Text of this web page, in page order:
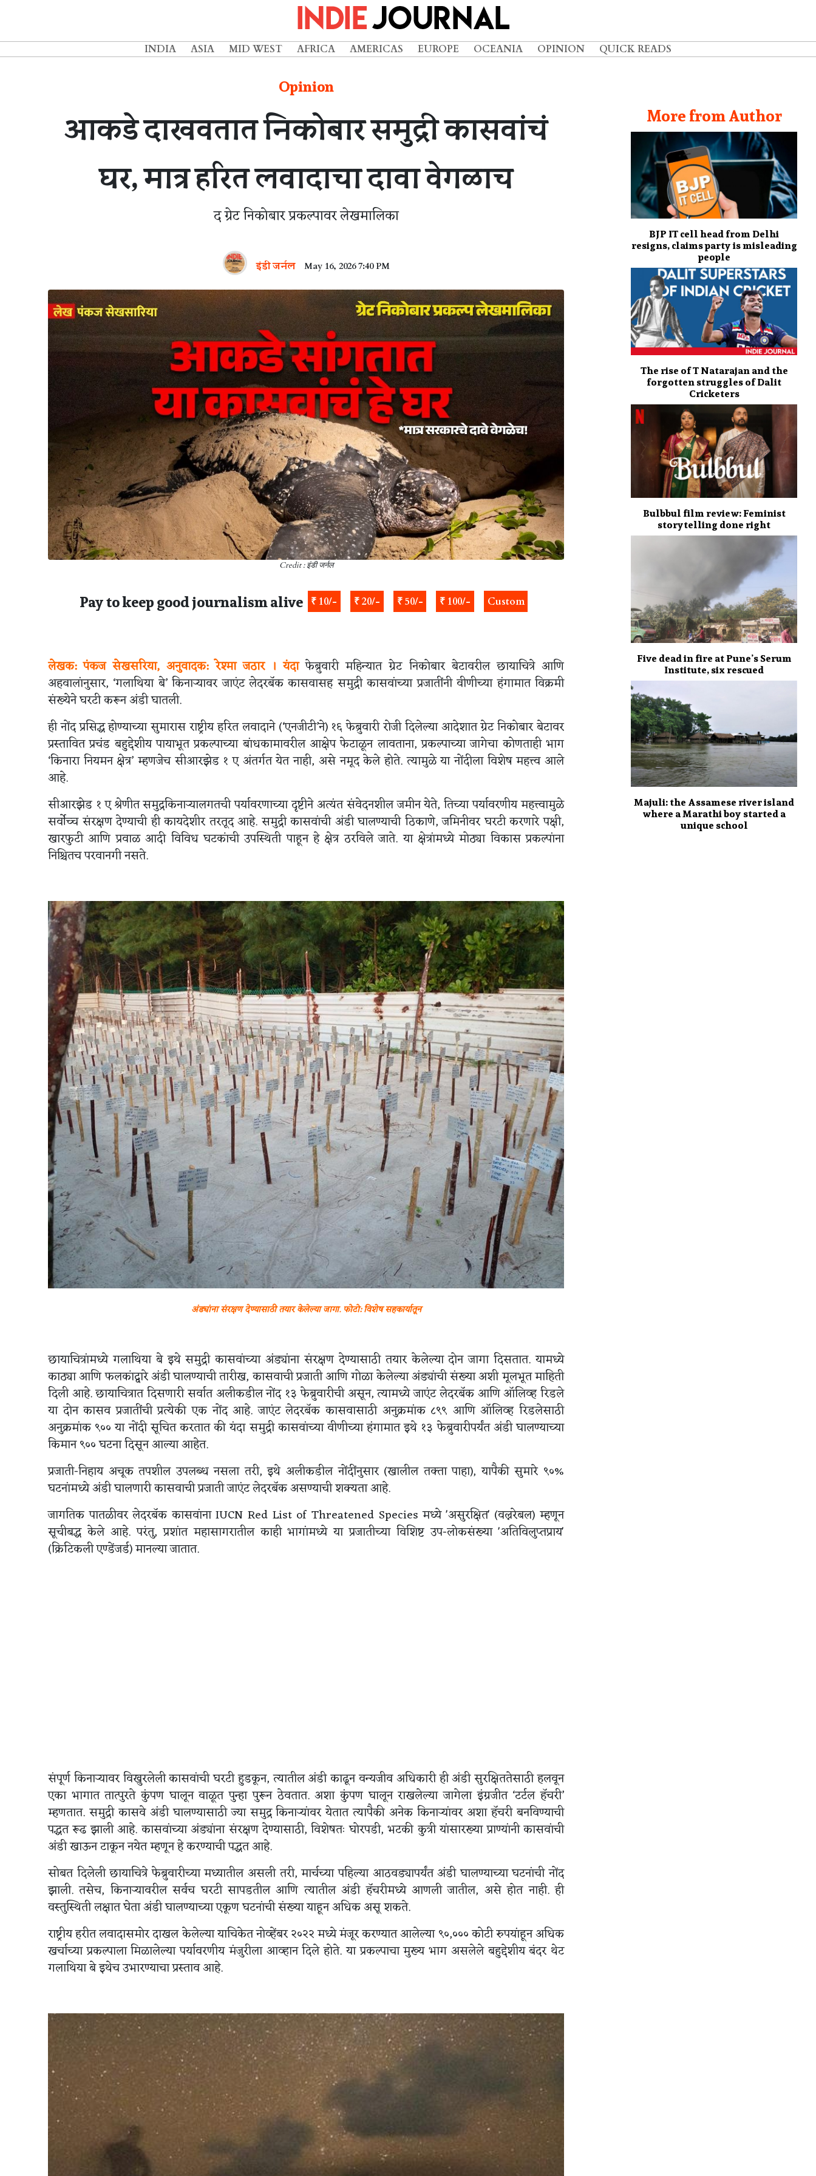
INDIA ASIA MID WEST AFRICA AMERICAS EUROPE OCEANIA OPINION QUICK READS
Opinion
आकडे दाखवतात निकोबार समुद्री कासवांचं
घर, मात्र हरित लवादाचा दावा वेगळाच
द ग्रेट निकोबार प्रकल्पावर लेखमालिका
इंडी जर्नल May 16, 2026 7:40 PM
Credit : इंडी जर्नल
Pay to keep good journalism alive ₹ 10/- ₹ 20/- ₹ 50/- ₹ 100/- Custom
लेखक: पंकज सेखसरिया, अनुवादक: रेश्मा जठार ।यंदाफेब्रुवारी महिन्यात ग्रेट निकोबार बेटावरील छायाचित्रे आणि
अहवालांनुसार, ‘गलाथिया बे’ किनाऱ्यावर जाएंट लेदरबॅक कासवासह समुद्री कासवांच्या प्रजातींनी वीणीच्या हंगामात विक्रमी
संख्येने घरटी करून अंडी घातली.
ही नोंद प्रसिद्ध होण्याच्या सुमारास राष्ट्रीय हरित लवादाने (‘एनजीटी’ने) १६ फेब्रुवारी रोजी दिलेल्या आदेशात ग्रेट निकोबार बेटावर
प्रस्तावित प्रचंड बहुद्देशीय पायाभूत प्रकल्पाच्या बांधकामावरील आक्षेप फेटाळून लावताना, प्रकल्पाच्या जागेचा कोणताही भाग
‘किनारा नियमन क्षेत्र’ म्हणजेच सीआरझेड १ ए अंतर्गत येत नाही, असे नमूद केले होते. त्यामुळे या नोंदीला विशेष महत्त्व आले
आहे.
सीआरझेड १ ए श्रेणीत समुद्रकिनाऱ्यालगतची पर्यावरणाच्या दृष्टीने अत्यंत संवेदनशील जमीन येते, तिच्या पर्यावरणीय महत्त्वामुळे
सर्वोच्च संरक्षण देण्याची ही कायदेशीर तरतूद आहे. समुद्री कासवांची अंडी घालण्याची ठिकाणे, जमिनीवर घरटी करणारे पक्षी,
खारफुटी आणि प्रवाळ आदी विविध घटकांची उपस्थिती पाहून हे क्षेत्र ठरविले जाते. या क्षेत्रांमध्ये मोठ्या विकास प्रकल्पांना
निश्चितच परवानगी नसते.
अंड्यांना संरक्षण देण्यासाठी तयार केलेल्या जागा. फोटो: विशेष सहकार्यातून
छायाचित्रांमध्ये गलाथिया बे इथे समुद्री कासवांच्या अंड्यांना संरक्षण देण्यासाठी तयार केलेल्या दोन जागा दिसतात. यामध्ये
काठ्या आणि फलकांद्वारे अंडी घालण्याची तारीख, कासवाची प्रजाती आणि गोळा केलेल्या अंड्यांची संख्या अशी मूलभूत माहिती
दिली आहे. छायाचित्रात दिसणारी सर्वात अलीकडील नोंद १३ फेब्रुवारीची असून, त्यामध्ये जाएंट लेदरबॅक आणि ऑलिव्ह रिडले
या दोन कासव प्रजातींची प्रत्येकी एक नोंद आहे. जाएंट लेदरबॅक कासवासाठी अनुक्रमांक ८९९ आणि ऑलिव्ह रिडलेसाठी
अनुक्रमांक ९०० या नोंदी सूचित करतात की यंदा समुद्री कासवांच्या वीणीच्या हंगामात इथे १३ फेब्रुवारीपर्यंत अंडी घालण्याच्या
किमान ९०० घटना दिसून आल्या आहेत.
प्रजाती-निहाय अचूक तपशील उपलब्ध नसला तरी, इथे अलीकडील नोंदींनुसार (खालील तक्ता पाहा), यापैकी सुमारे ९०%
घटनांमध्ये अंडी घालणारी कासवाची प्रजाती जाएंट लेदरबॅक असण्याची शक्यता आहे.
जागतिक पातळीवर लेदरबॅक कासवांना IUCN Red List of Threatened Species मध्ये 'असुरक्षित' (वल्नरेबल) म्हणून
सूचीबद्ध केले आहे. परंतु, प्रशांत महासागरातील काही भागांमध्ये या प्रजातीच्या विशिष्ट उप-लोकसंख्या 'अतिविलुप्तप्राय'
(क्रिटिकली एण्डेंजर्ड) मानल्या जातात.
संपूर्ण किनाऱ्यावर विखुरलेली कासवांची घरटी हुडकून, त्यातील अंडी काढून वन्यजीव अधिकारी ही अंडी सुरक्षिततेसाठी हलवून
एका भागात तात्पुरते कुंपण घालून वाळूत पुन्हा पुरून ठेवतात. अशा कुंपण घालून राखलेल्या जागेला इंग्रजीत ‘टर्टल हॅचरी’
म्हणतात. समुद्री कासवे अंडी घालण्यासाठी ज्या समुद्र किनाऱ्यांवर येतात त्यापैकी अनेक किनाऱ्यांवर अशा हॅचरी बनविण्याची
पद्धत रूढ झाली आहे. कासवांच्या अंड्यांना संरक्षण देण्यासाठी, विशेषतः घोरपडी, भटकी कुत्री यांसारख्या प्राण्यांनी कासवांची
अंडी खाऊन टाकून नयेत म्हणून हे करण्याची पद्धत आहे.
सोबत दिलेली छायाचित्रे फेब्रुवारीच्या मध्यातील असली तरी, मार्चच्या पहिल्या आठवड्यापर्यंत अंडी घालण्याच्या घटनांची नोंद
झाली. तसेच, किनाऱ्यावरील सर्वच घरटी सापडतील आणि त्यातील अंडी हॅचरीमध्ये आणली जातील, असे होत नाही. ही
वस्तुस्थिती लक्षात घेता अंडी घालण्याच्या एकूण घटनांची संख्या याहून अधिक असू शकते.
राष्ट्रीय हरीत लवादासमोर दाखल केलेल्या याचिकेत नोव्हेंबर २०२२ मध्ये मंजूर करण्यात आलेल्या ९०,००० कोटी रुपयांहून अधिक
खर्चाच्या प्रकल्पाला मिळालेल्या पर्यावरणीय मंजुरीला आव्हान दिले होते. या प्रकल्पाचा मुख्य भाग असलेले बहुद्देशीय बंदर थेट
गलाथिया बे इथेच उभारण्याचा प्रस्ताव आहे.
More from Author
BJP IT cell head from Delhi
resigns, claims party is misleading
people
The rise of T Natarajan and the
forgotten struggles of Dalit
Cricketers
Bulbbul film review: Feminist
storytelling done right
Five dead in fire at Pune’s Serum
Institute, six rescued
Majuli: the Assamese river island
where a Marathi boy started a
unique school